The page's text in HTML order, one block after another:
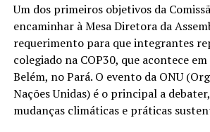
Um dos primeiros objetivos da
encaminhar à Mesa Diretora da
requerimento para que integrantes
colegiado na COP30, que acontece
Belém, no Pará. O evento da ONU
Nações Unidas) é o principal a
mudanças climáticas e práticas